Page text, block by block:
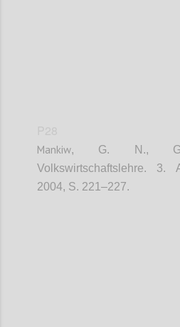
Mankiw, G. N.,
Volkswirtschaftslehre. 3.
2004, S. 221–227.